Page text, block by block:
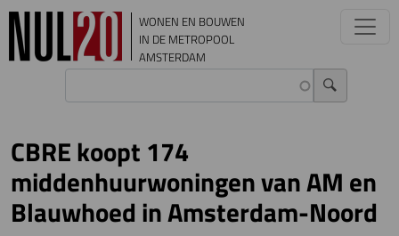
Overslaan en naar de inhoud gaan
WONEN EN BOUWEN
IN DE METROPOOL
AMSTERDAM
CBRE koopt 174
middenhuurwoningen van AM en
Blauwhoed in Amsterdam-Noord